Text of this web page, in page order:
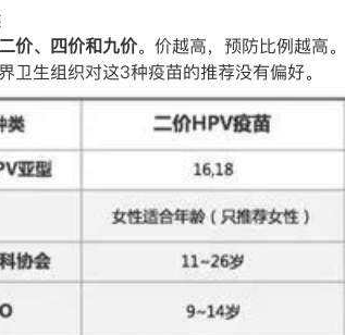
价、四价和九价。价越高，预防比例越高。
卫生组织对这3种疫苗的推荐没有偏好。